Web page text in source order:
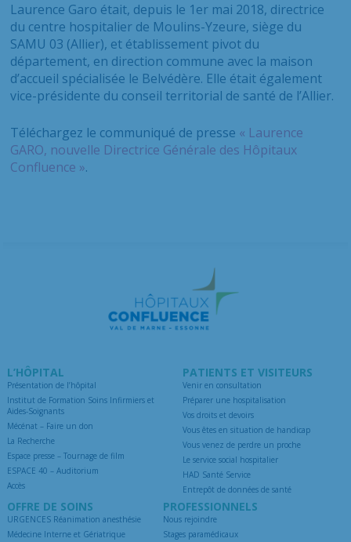
Laurence Garo était, depuis le 1er mai 2018, directrice
du centre hospitalier de Moulins-Yzeure, siège du
SAMU 03 (Allier), et établissement pivot du
département, en direction commune avec la maison
d’accueil spécialisée le Belvédère. Elle était également
vice-présidente du conseil territorial de santé de l’Allier.
Téléchargez le communiqué de presse « Laurence
GARO, nouvelle Directrice Générale des Hôpitaux
Confluence ».
L’HÔPITAL
Présentation de l’hôpital
Institut de Formation Soins Infirmiers et
Aides-Soignants
Mécénat – Faire un don
La Recherche
Espace presse – Tournage de film
ESPACE 40 – Auditorium
Accès
PATIENTS ET VISITEURS
Venir en consultation
Préparer une hospitalisation
Vos droits et devoirs
Vous êtes en situation de handicap
Vous venez de perdre un proche
Le service social hospitalier
HAD Santé Service
Entrepôt de données de santé
OFFRE DE SOINS
URGENCES Réanimation anesthésie
Médecine Interne et Gériatrique
PROFESSIONNELS
Nous rejoindre
Stages paramédicaux